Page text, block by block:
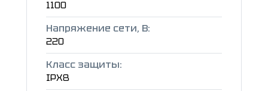
1100
Напряжение сети, В:
220
Класс защиты:
IPX8